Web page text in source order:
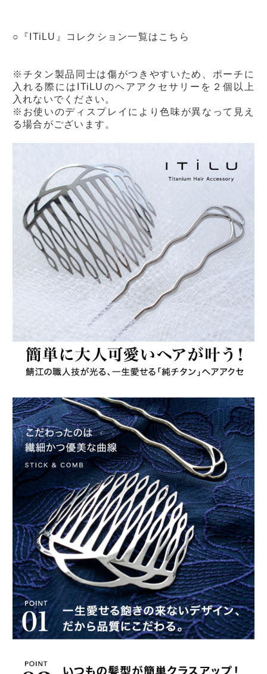
○『ITiLU』コレクション一覧は こちら
※チタン製品同士は傷がつきやすいため、 ポーチに
入れる際にはITiLUのヘアアクセサリーを２個以上
入れないでください。
※お使いのディスプレイにより色味が異なって見え
る場合がございます。